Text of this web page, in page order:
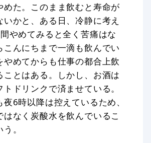
めた。このまま飲むと寿命が
かと、ある日、冷静に考え
やめてみると全く苦痛はな
こんにちまで一滴も飲んでい
やめてからも仕事の都合上飲
ことはある。しかし、お酒は
ドリンクで済ませている。
6時以降は控えているため、
はなく炭酸水を飲んでいるこ
。